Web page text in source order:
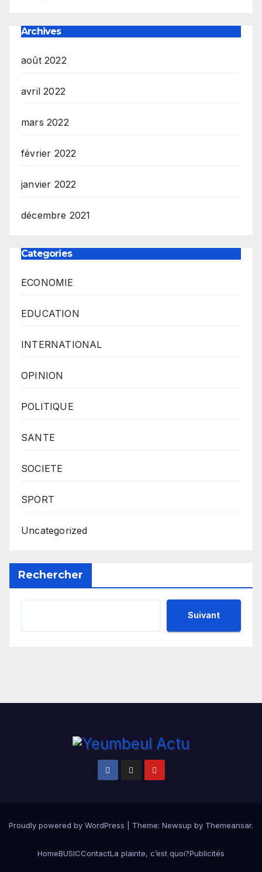
Archives
août 2022
avril 2022
mars 2022
février 2022
janvier 2022
décembre 2021
Categories
ECONOMIE
EDUCATION
INTERNATIONAL
OPINION
POLITIQUE
SANTE
SOCIETE
SPORT
Uncategorized
Rechercher
Suivant
Proudly powered by WordPress Theme: Newsup by Themeansar.
HomeBUSICContactLa plainte, c’est quoi?Publicités